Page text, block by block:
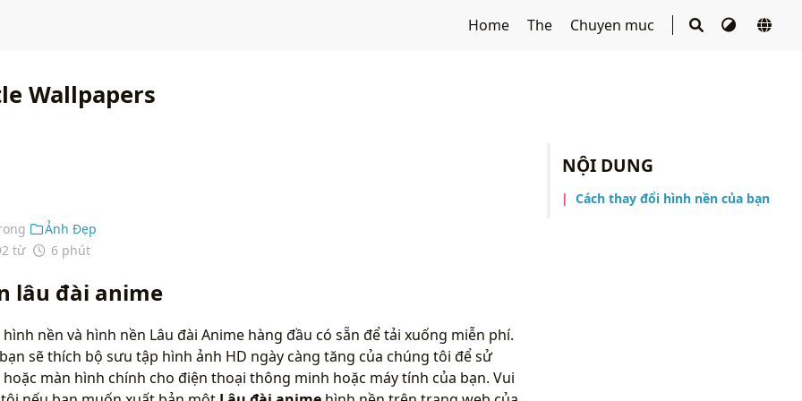
Home The Chuyen muc
NỘI DUNG
Cách thay đổi hình nền của bạn
Wallpapers
Ảnh Đẹp
từ
6 phút
lâu đài anime
nền và hình nền Lâu đài Anime hàng đầu có sẵn để tải xuống miễn phí.
sẽ thích bộ sưu tập hình ảnh HD ngày càng tăng của chúng tôi để sử
màn hình chính cho điện thoại thông minh hoặc máy tính của bạn. Vui